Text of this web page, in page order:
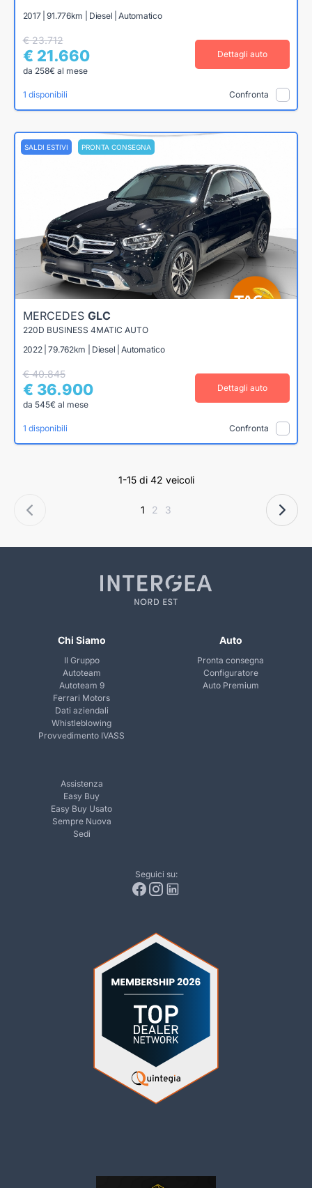
2017 | 91.776km | Diesel | Automatico
€ 23.712
€ 21.660
da 258€ al mese
Dettagli auto
1 disponibili Confronta
SALDI ESTIVI PRONTA CONSEGNA
MERCEDES GLC
220D BUSINESS 4MATIC AUTO
2022 | 79.762km | Diesel | Automatico
€ 40.845
€ 36.900
da 545€ al mese
Dettagli auto
1 disponibili Confronta
1-15 di 42 veicoli
1 2 3
Chi Siamo
Il Gruppo
Autoteam
Autoteam 9
Ferrari Motors
Dati aziendali
Whistleblowing
Provvedimento IVASS
Auto
Pronta consegna
Configuratore
Auto Premium
Assistenza
Easy Buy
Easy Buy Usato
Sempre Nuova
Sedi
Seguici su: